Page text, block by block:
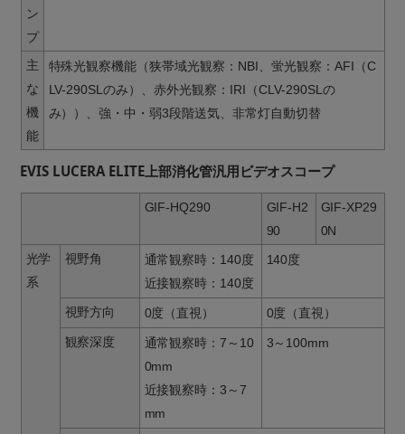
ン
プ
主
な
機
能
特殊光観察機能（狭帯域光観察：NBI、蛍光観察：AFI（C
LV-290SLのみ）、赤外光観察：IRI（CLV-290SLの
み））、強・中・弱3段階送気、非常灯自動切替
EVIS LUCERA ELITE上部消化管汎用ビデオスコープ
GIF-HQ290
GIF-H2
90
GIF-XP29
0N
光学
系
視野角
通常観察時：140度
近接観察時：140度
140度
視野方向 0度（直視）
0度（直視）
観察深度
通常観察時：7～10
0mm
近接観察時：3～7
mm
3～100mm